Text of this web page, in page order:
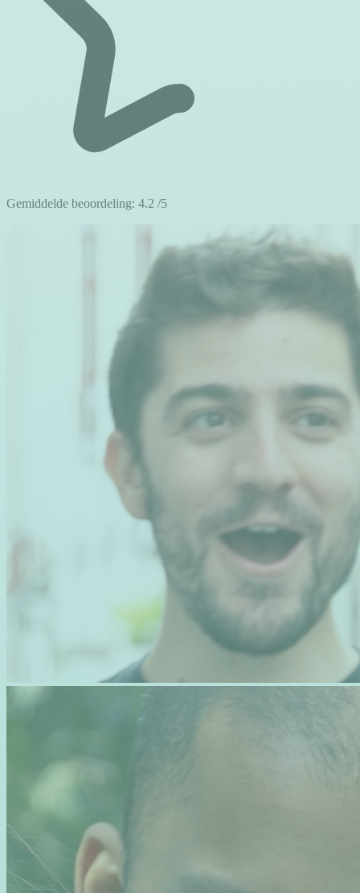
Gemiddelde beoordeling: 4.2 /5